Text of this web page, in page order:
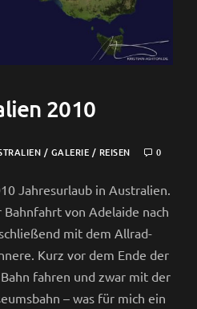
2010
/ GALERIE / REISEN 0
Jahresurlaub in Australien.
von Adelaide nach
mit dem Allrad-
Kurz vor dem Ende der
fahren und zwar mit der
– was für mich ein